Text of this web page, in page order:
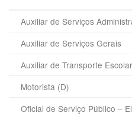
Auxiliar de Serviços
Auxiliar de Serviços Gerais
Auxiliar de Transporte Escolar
Motorista (D)
Oficial de Serviço Público –